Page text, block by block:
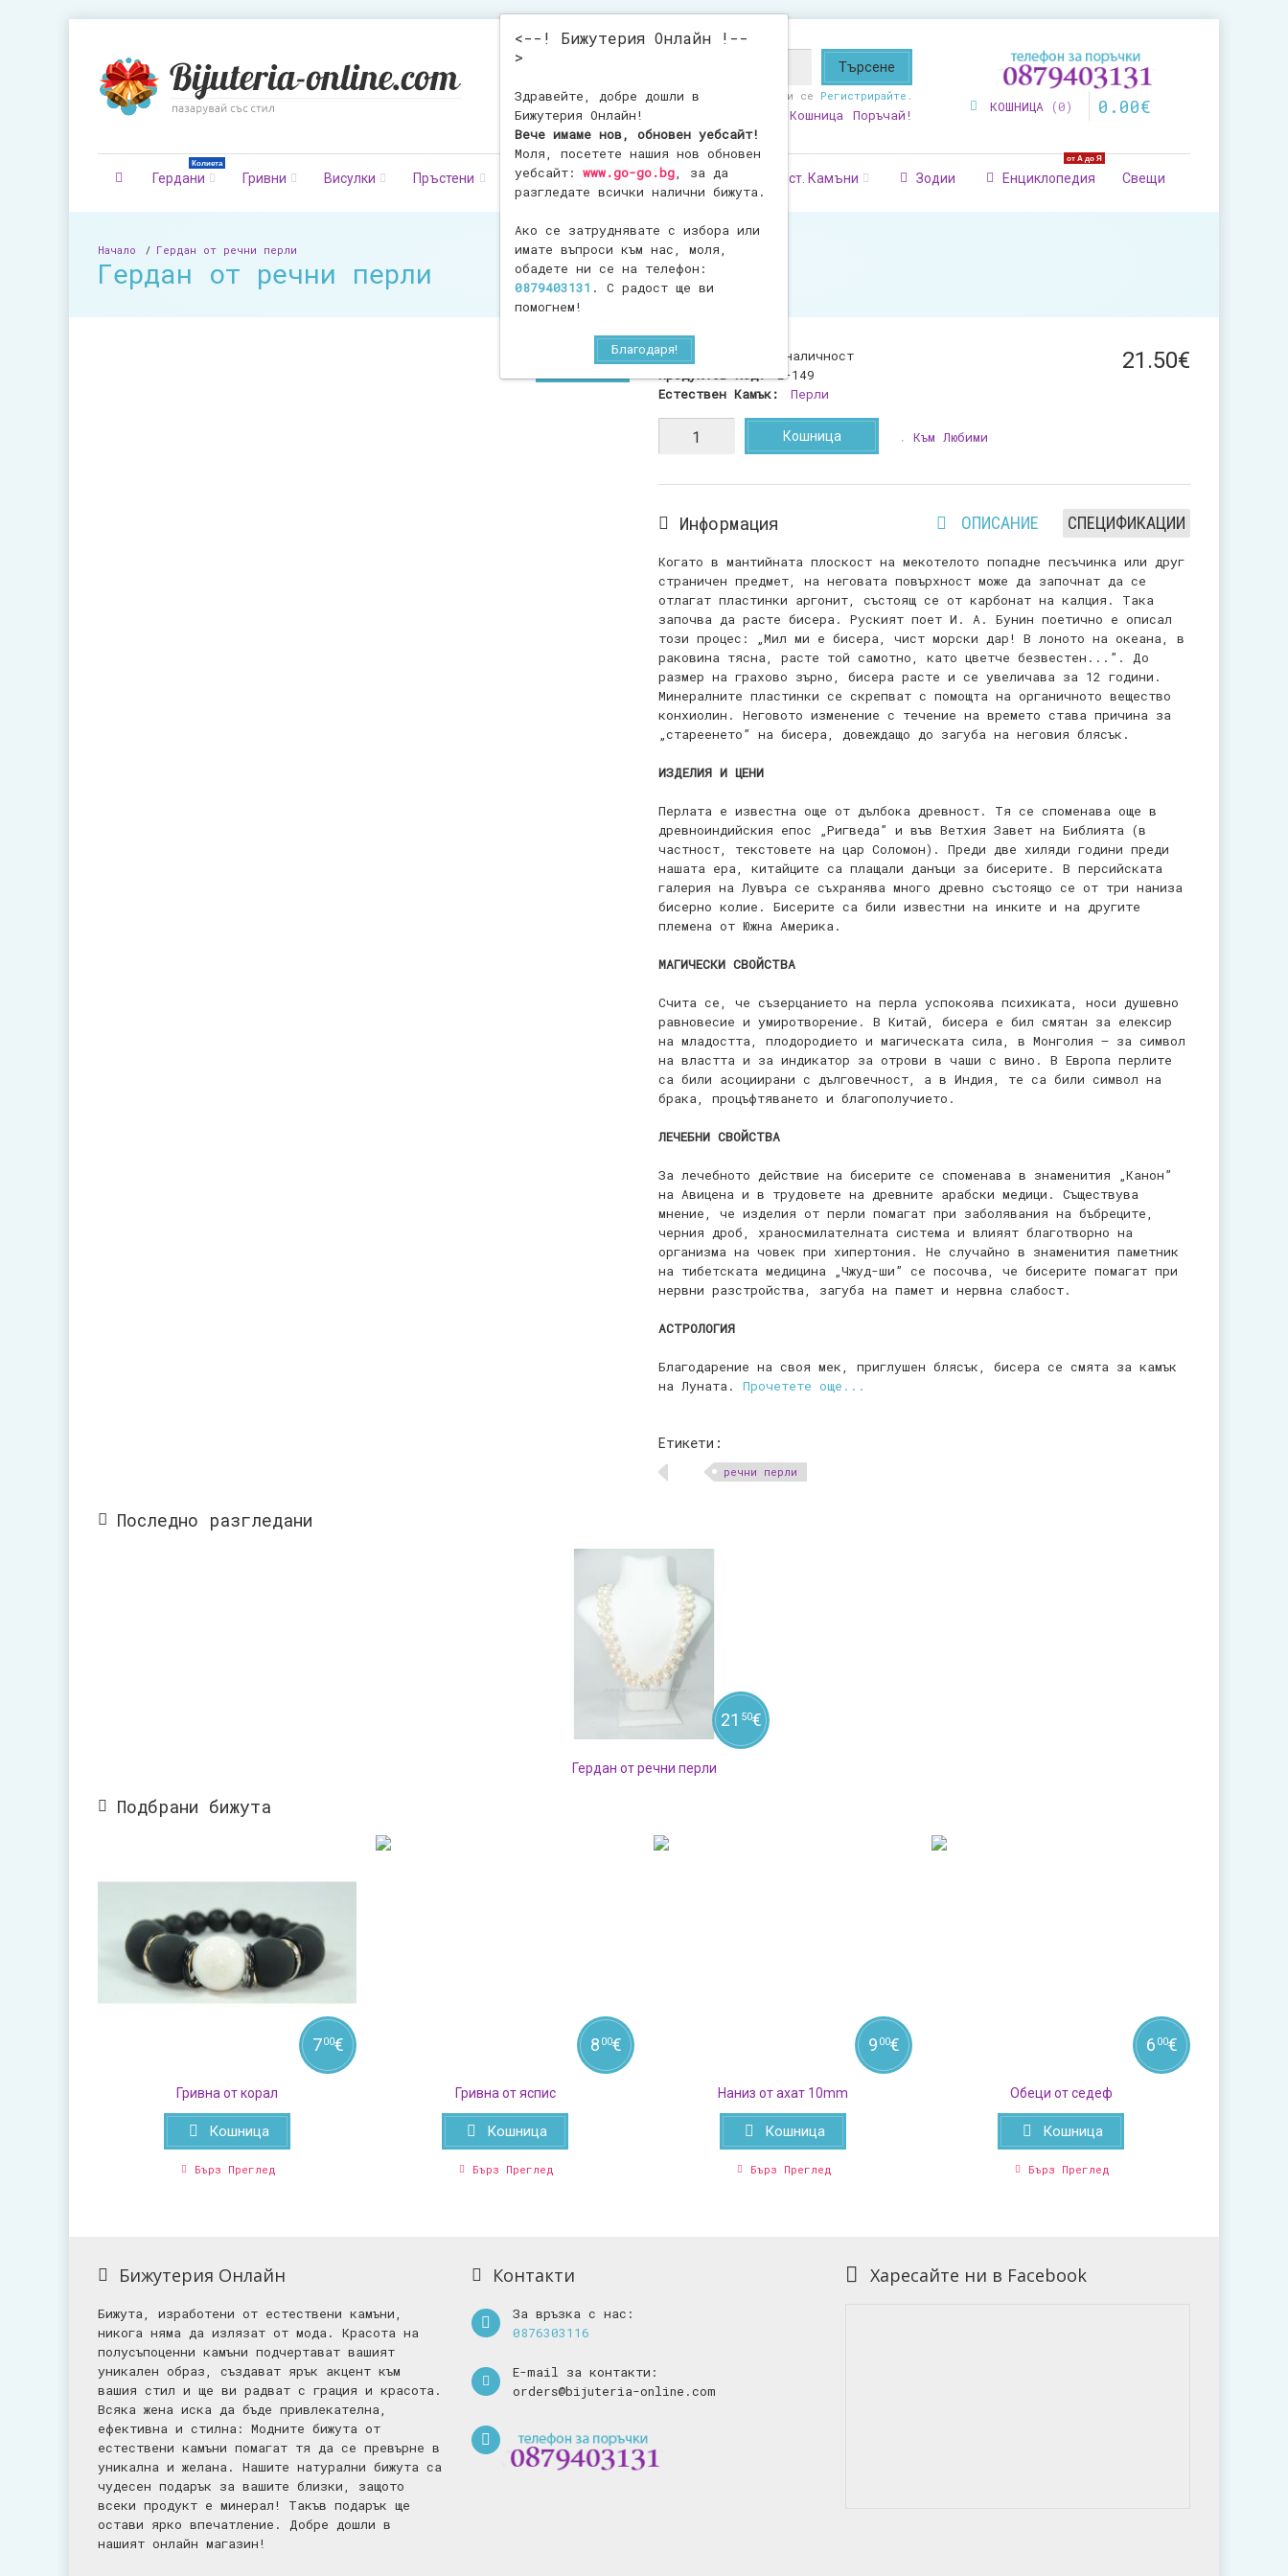
<--! Бижутерия Онлайн !--
>
Здравейте, добре дошли в
Бижутерия Онлайн!
Вече имаме нов, обновен уебсайт!
Моля, посетете нашия нов обновен
уебсайт: www.go-go.bg, за да
разгледате всички налични бижута.
Ако се затруднявате с избора или
имате въпроси към нас, моля,
обадете ни се на телефон:
0879403131 . С радост ще ви
помогнем!
Благодаря!
Здравейте! или се Регистрирайте .
Любими Кошница Поръчай!
КОШНИЦА 0 0 . 00€
Гердани
Колиета
Гривни Висулки Пръстени Обеци Фигурки Броеници Ест. Камъни Зодии Енциклопедия
от А до Я
Свещи
Начало Гердан от речни перли
Гердан от речни перли
Наличност:
Няма наличност
Продуктов Код:
E-149
Естествен Камък:
Перли
21 .50€
Кошница Към Любими
Информация ОПИСАНИЕ СПЕЦИФИКАЦИИ
Когато в мантийната плоскост на мекотелото попадне песъчинка или друг
страничен предмет, на неговата повърхност може да започнат да се
отлагат пластинки аргонит, състоящ се от карбонат на калция. Така
започва да расте бисера. Руският поет И. А. Бунин поетично е описал
този процес: „Мил ми е бисера, чист морски дар! В лоното на океана, в
раковина тясна, расте той самотно, като цветче безвестен...”.
До
размер на грахово зърно, бисера расте и се увеличава за 12 години.
Минералните пластинки се скрепват с помощта на органичното вещество
конхиолин. Неговото изменение с течение на времето става причина за
„стареенето” на бисера, довеждащо до загуба на неговия блясък.
ИЗДЕЛИЯ И ЦЕНИ
Перлата е известна още от дълбока древност. Тя се споменава още в
древноиндийския епос „Ригведа” и във Ветхия Завет на Библията (в
частност, текстовете на цар Соломон). Преди две хиляди години преди
нашата ера, китайците са плащали данъци за бисерите. В персийската
галерия на Лувъра се съхранява много древно състоящо се от три наниза
бисерно колие. Бисерите са били известни на инките и на другите
племена от Южна Америка.
МАГИЧЕСКИ СВОЙСТВА
Счита се, че съзерцанието на перла успокоява психиката, носи душевно
равновесие и умиротворение. В Китай, бисера е бил смятан за елексир
на младостта, плодородието и магическата сила, в Монголия – за символ
на властта и за индикатор за отрови в чаши с вино.
В Европа перлите
са били асоциирани с дълговечност, а в Индия, те са били символ на
брака, процъфтяването и благополучието.
ЛЕЧЕБНИ СВОЙСТВА
За лечебното действие на бисерите се споменава в знаменития „Канон”
на Авицена и в трудовете на древните арабски медици. Съществува
мнение, че изделия от перли помагат при заболявания на бъбреците,
черния дроб, храносмилателната система и влияят благотворно на
организма на човек при хипертония. Не случайно в знаменития паметник
на тибетската медицина „Чжуд-ши” се посочва, че бисерите помагат при
нервни разстройства, загуба на памет и нервна слабост.
АСТРОЛОГИЯ
Благодарение на своя мек, приглушен блясък, бисера се смята за камък
на Луната.
Прочетете още...
Етикети:
речни перли
Последно разгледани
Гердан от речни перли
21 50€
Подбрани бижута
Гривна от корал
700€
Кошница
Бърз Преглед
Гривна от яспис
8 00€
Кошница
Бърз Преглед
Наниз от ахат 10mm
9 00€
Кошница
Бърз Преглед
Обеци от седеф
6 00€
Кошница
Бърз Преглед
Бижутерия Онлайн
Бижута, изработени от естествени камъни,
никога няма да излязат от мода. Красота на
полусъпоценни камъни подчертават вашият
уникален образ, създават ярък акцент към
вашия стил и ще ви радват с грация и красота.
Всяка жена иска да бъде привлекателна,
ефективна и стилна: Mодните бижута от
естествени камъни помагат тя да се превърне в
уникална и желана. Нашите натурални бижута са
чудесен подарък за вашите близки, защото
всеки продукт е минерал! Такъв подарък ще
остави ярко впечатление. Добре дошли в
нашият онлайн магазин!
Контакти
За връзка с нас:
0876303116
E-mail за контакти:
orders@bijuteria-online.com
Харесайте ни в Facebook